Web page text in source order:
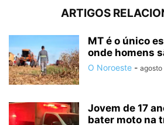
ARTIGOS
MT é o único
onde homens
O Noroeste - agosto
Jovem de 17
bater moto na